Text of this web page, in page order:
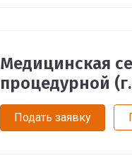
Медицинская
процедурной
Подать заявку